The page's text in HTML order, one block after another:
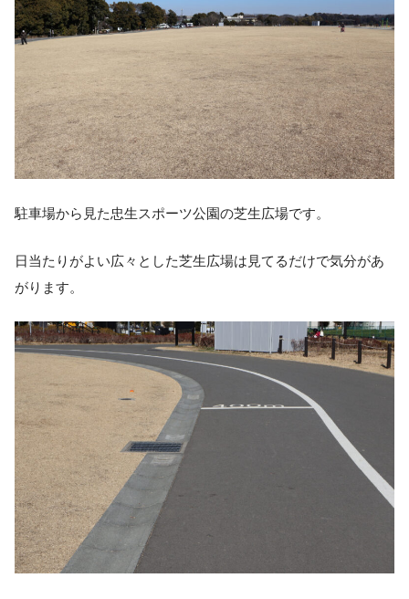
駐車場から見た忠生スポーツ公園の芝生広場です。
日当たりがよい広々とした芝生広場は見てるだけで気分があ
がります。